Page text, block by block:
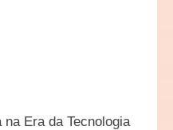
Era da Tecnologia